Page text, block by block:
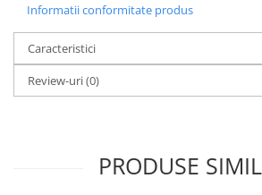
1 xPhoenix Inverter 24/1200 230V VE.Direct
2 xAcumulatori VRLA Gel 150Ah
1 xController solar Powersave MPPT 40A 12/
5 ml Set Cablu solar 4mm
1 x Mufa MC4
1 x Set MC4-Y2
Echipamentele sunt disponbile cu livrare
Informatii conformitate produs
Caracteristici
Review-uri(0)
PRODUSE